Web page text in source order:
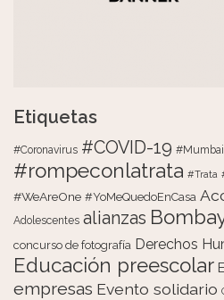
Etiquetas
#Coronavirus #COVID-19
#rompeconlatrata #Trata
#WeAreOne #YoMeQuedoEnCasa
Adolescentes alianzas
concurso de fotografía Derechos
Educación preescolar
empresas Evento solidario